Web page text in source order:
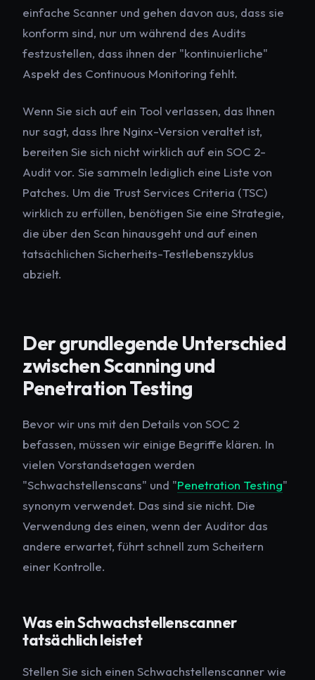
einfache Scanner und gehen davon aus, dass sie
konform sind, nur um während des Audits
festzustellen, dass ihnen der "kontinuierliche"
Aspekt des Continuous Monitoring fehlt.
Wenn Sie sich auf ein Tool verlassen, das Ihnen
nur sagt, dass Ihre Nginx-Version veraltet ist,
bereiten Sie sich nicht wirklich auf ein SOC 2-
Audit vor. Sie sammeln lediglich eine Liste von
Patches. Um die Trust Services Criteria (TSC)
wirklich zu erfüllen, benötigen Sie eine Strategie,
die über den Scan hinausgeht und auf einen
tatsächlichen Sicherheits-Testlebenszyklus
abzielt.
Der grundlegende Unterschied
zwischen Scanning und
Penetration Testing
Bevor wir uns mit den Details von SOC 2
befassen, müssen wir einige Begriffe klären. In
vielen Vorstandsetagen werden
"Schwachstellenscans" und "Penetration Testing"
synonym verwendet. Das sind sie nicht. Die
Verwendung des einen, wenn der Auditor das
andere erwartet, führt schnell zum Scheitern
einer Kontrolle.
Was ein Schwachstellenscanner
tatsächlich leistet
Stellen Sie sich einen Schwachstellenscanner wie